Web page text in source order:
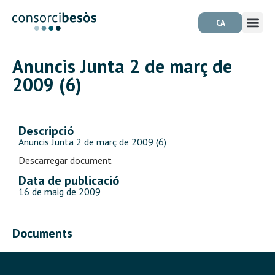
CA
Anuncis Junta 2 de març de
2009 (6)
Descripció
Anuncis Junta 2 de març de 2009 (6)
Descarregar document
Data de publicació
16 de maig de 2009
Documents